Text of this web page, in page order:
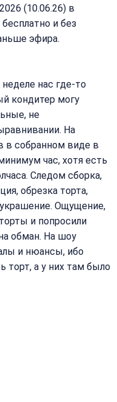
(10.06.26) в
и без
эфира.
нас где-то
кондитер могу
не
На
в собранном виде в
час, хотя есть
Следом сборка,
обрезка торта,
Ощущение,
и попросили
обман. На шоу
и нюансы, ибо
торт, а у них там было